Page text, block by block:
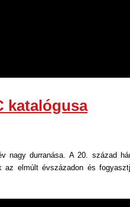
katalógusa
nagy durranása. A 20. század
az elmúlt évszázadon és